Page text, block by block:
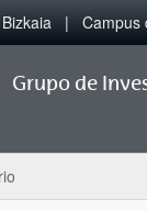
Campus
Grupo de